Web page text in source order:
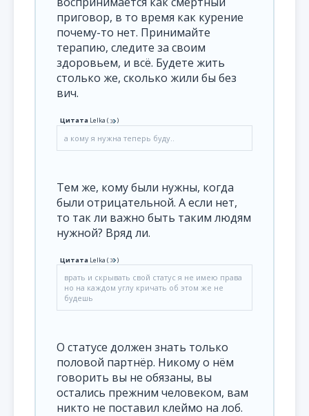
приговор, в то время как курение
почему-то нет. Принимайте
терапию, следите за своим
здоровьем, и всё. Будете жить
столько же, сколько жили бы без
вич.
Цитата Lelka ( )
а кому я нужна теперь буду..
Тем же, кому были нужны, когда
были отрицательной. А если нет,
то так ли важно быть таким людям
нужной? Вряд ли.
Цитата Lelka ( )
врать и скрывать свой статус я не имею права
но на каждом углу кричать об этом же не
будешь
О статусе должен знать только
половой партнёр. Никому о нём
говорить вы не обязаны, вы
остались прежним человеком, вам
никто не поставил клеймо на лоб.